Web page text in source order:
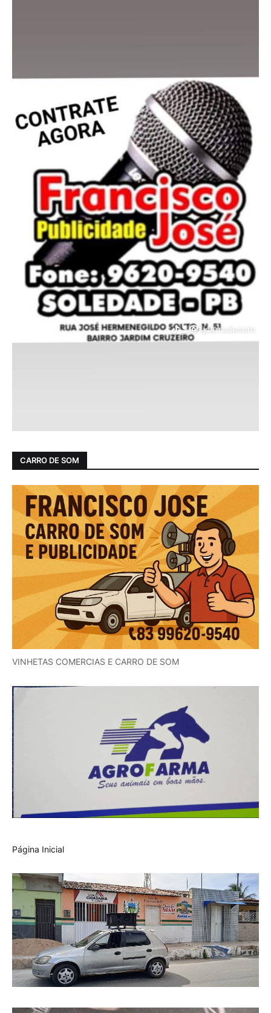
CARRO DE SOM
VINHETAS COMERCIAS E CARRO DE SOM
Página Inicial